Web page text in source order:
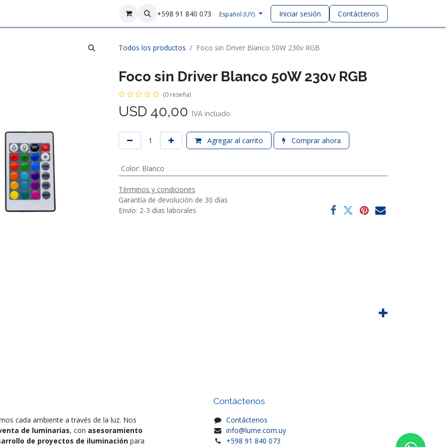
+598 91 840 073 Español (UY) Iniciar sesión Contáctenos
Todos los productos Foco sin Driver Blanco 50W 230v RGB
Foco sin Driver Blanco 50W 230v RGB
(0 reseña)
USD 40,00 IVA incluido
Agregar al carrito Comprar ahora
Color: Blanco
Términos y condiciones
Garantía de devolución de 30 días
Envío: 2-3 días laborales
cada ambiente a través de la luz. Nos
de luminarias, con asesoramiento
de proyectos de iluminación para
Contáctenos
Contáctenos
info@lume.com.uy
+598 91 840 073